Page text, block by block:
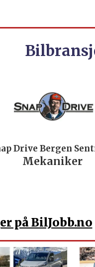
Drive Bergen
Mekaniker
på BilJobb.no